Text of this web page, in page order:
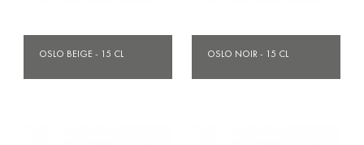
OSLO BEIGE - 15 CL OSLO NOIR - 15 CL